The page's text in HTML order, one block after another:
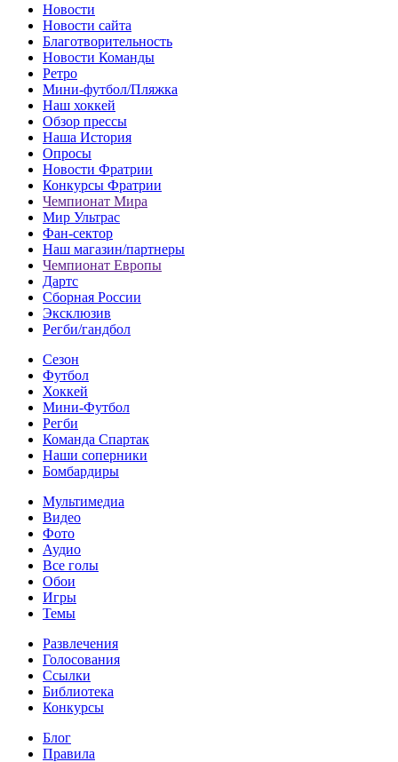
Новости
Новости сайта
Благотворительность
Новости Команды
Ретро
Мини-футбол/Пляжка
Наш хоккей
Обзор прессы
Наша История
Опросы
Новости Фратрии
Конкурсы Фратрии
Чемпионат Мира
Мир Ультрас
Фан-cектор
Наш магазин/партнеры
Чемпионат Европы
Дартс
Сборная России
Эксклюзив
Регби/гандбол
Сезон
Футбол
Хоккей
Мини-Футбол
Регби
Команда Спартак
Наши соперники
Бомбардиры
Мультимедиа
Видео
Фото
Аудио
Все голы
Обои
Игры
Темы
Развлечения
Голосования
Ссылки
Библиотека
Конкурсы
Блог
Правила